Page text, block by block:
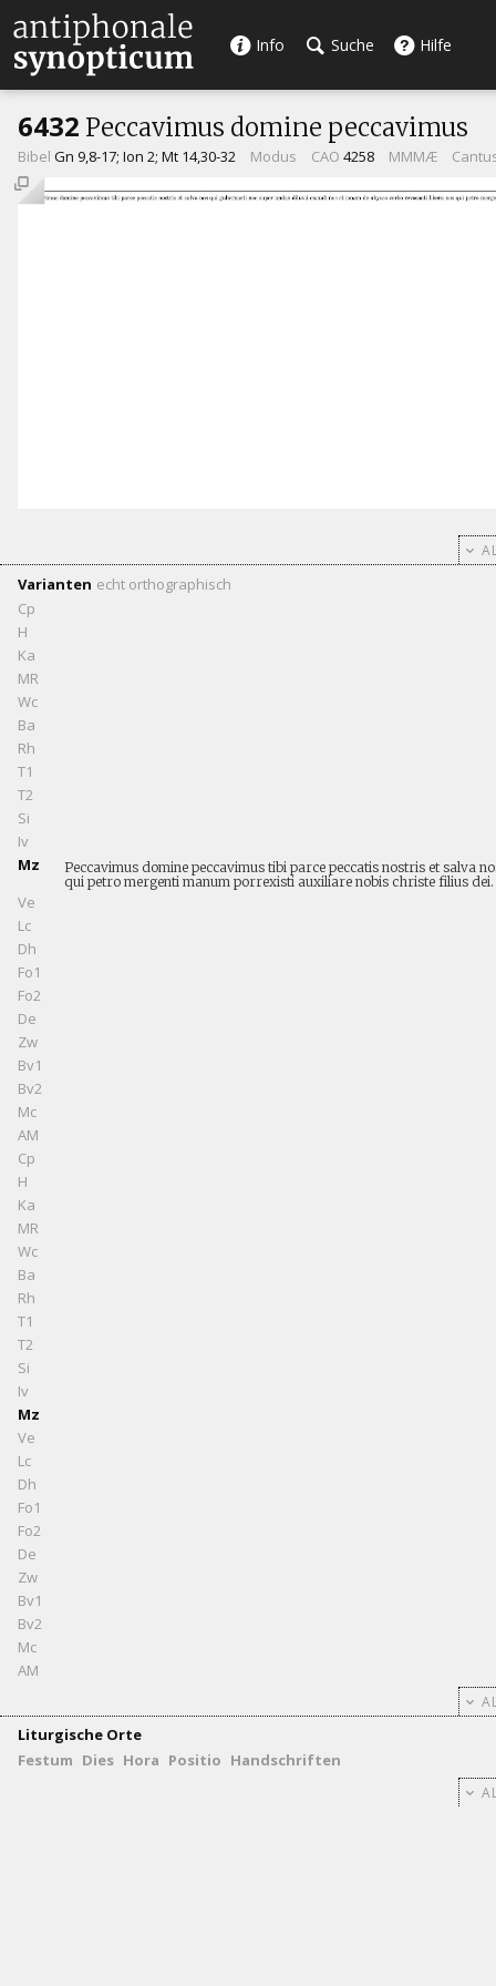
Info Suche Hilfe
6432 Peccavimus domine peccavimus
Bibel Gn 9,8-17; Ion 2; Mt 14,30-32 Modus CAO 4258 MMMÆ
Varianten echt orthographisch
Cp
H
Ka
MR
Wc
Ba
Rh
T1
T2
Si
Iv
Mz
Peccavimus domine peccavimus tibi parce peccatis nostris et salva
qui petro mergenti manum porrexisti auxiliare nobis christe filius dei.
Ve
Lc
Dh
Fo1
Fo2
De
Zw
Bv1
Bv2
Mc
AM
Cp
H
Ka
MR
Wc
Ba
Rh
T1
T2
Si
Iv
Mz
Ve
Lc
Dh
Fo1
Fo2
De
Zw
Bv1
Bv2
Mc
AM
Liturgische Orte
Festum Dies Hora Positio Handschriften